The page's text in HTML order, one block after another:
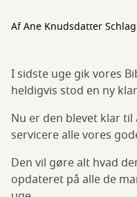
AfAne Knudsdatter
I sidste uge gik vores
heldigvis stod en ny
Nu er den blevet klar
servicere alle vores
Den vil gøre alt hvad
opdateret på alle de